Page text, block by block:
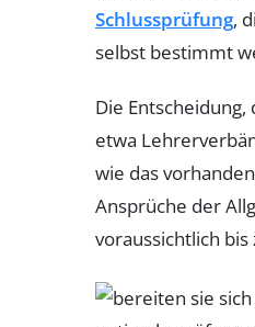
Schlussprüfung,
selbst bestimmt
Die Entscheidung,
etwa
wie das
Ansprüche der
voraussichtlich